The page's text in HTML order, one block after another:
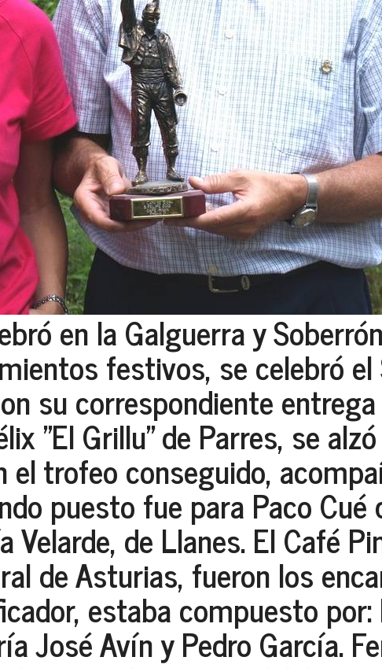
en la Galguerra y
festivos, se celebró el
su correspondiente
"El Grillu" de Parres, se
trofeo conseguido,
puesto fue para Paco Cué
de Llanes. El Café
de Asturias, fueron los
estaba compuesto por:
José Avín y Pedro García.